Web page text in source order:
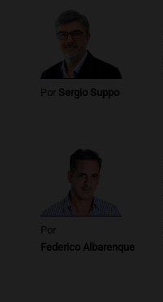
Por Sergio Suppo
Por
Federico Albarenque